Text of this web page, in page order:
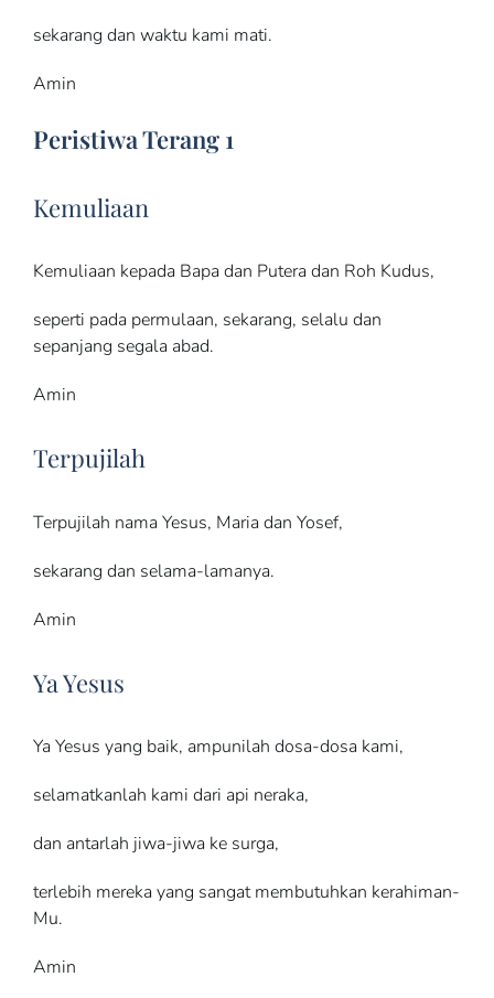
sekarang dan waktu kami mati.
Amin
Peristiwa Terang 1
Kemuliaan
Kemuliaan kepada Bapa dan Putera dan Roh Kudus,
seperti pada permulaan, sekarang, selalu dan
sepanjang segala abad.
Amin
Terpujilah
Terpujilah nama Yesus, Maria dan Yosef,
sekarang dan selama-lamanya.
Amin
Ya Yesus
Ya Yesus yang baik, ampunilah dosa-dosa kami,
selamatkanlah kami dari api neraka,
dan antarlah jiwa-jiwa ke surga,
terlebih mereka yang sangat membutuhkan kerahiman-
Mu.
Amin